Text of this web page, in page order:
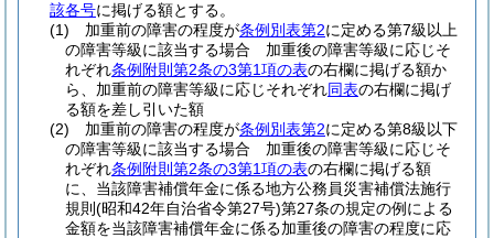
該各号に掲げる額とする。
(1)
加重前の障害の程度が条例別表第2に定める第7級以上
の障害等級に該当する場合 加重後の障害等級に応じそ
れぞれ条例附則第2条の3第1項の表の右欄に掲げる額か
ら、加重前の障害等級に応じそれぞれ同表の右欄に掲げ
る額を差し引いた額
(2)
加重前の障害の程度が条例別表第2に定める第8級以下
の障害等級に該当する場合 加重後の障害等級に応じそ
れぞれ条例附則第2条の3第1項の表の右欄に掲げる額
に、当該障害補償年金に係る地方公務員災害補償法施行
規則 (昭和42年自治省令第27号)第27条の規定の例による
金額を当該障害補償年金に係る加重後の障害の程度に応